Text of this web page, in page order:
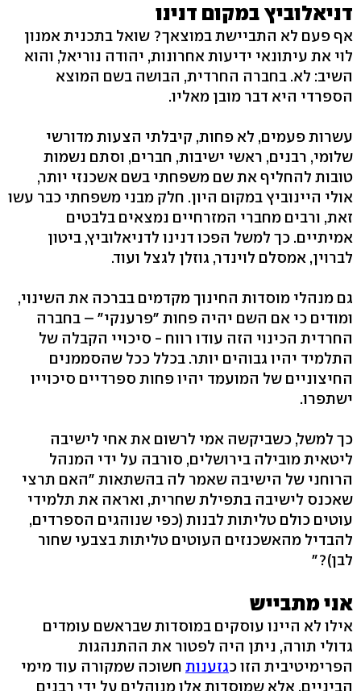
דניאלוביץ במקום דנינו
אף פעם לא התביישת במוצאך? שואל בתכנית אמנון
לוי את עיתונאי ידיעות אחרונות, יהודה נוריאל, והוא
השיב: לא. בחברה החרדית, הבושה בשם המוצא
הספרדי היא דבר מובן מאליו.
עשרות פעמים, לא פחות, קיבלתי הצעות מדורשי
שלומי, רבנים, ראשי ישיבות, חברים, וסתם נשמות
טובות להחליף את שם משפחתי בשם אשכנזי יותר,
אולי היינוביץ במקום היון. חלק מבני משפחתי כבר עשו
זאת, ורבים מחברי המזרחיים נמצאים בלבטים
אמיתיים. כך למשל הפכו דנינו לדניאלוביץ, ביטון
לברוין, אמסלם לוינדר, גוזלן לגצל ועוד.
גם מנהלי מוסדות החינוך מקדמים בברכה את השינוי,
ומודים כי אם השם יהיה פחות "פרענקי" – בחברה
החרדית הכינוי הזה עודו רווח - סיכויי הקבלה של
התלמיד יהיו גבוהים יותר. בכלל ככל שהסממנים
החיצוניים של המועמד יהיו פחות ספרדיים סיכוייו
ישתפרו.
כך למשל, כשביקשה אמי לרשום את אחי לישיבה
ליטאית מובילה בירושלים, סורבה על ידי המנהל
הרוחני של הישיבה שאמר לה בהשתאות "האם תרצי
שאכנס לישיבה בתפילת שחרית, ואראה את תלמידי
עוטים כולם טליתות לבנות (כפי שנוהגים הספרדים,
להבדיל מהאשכנזים העוטים טליתות בצבעי שחור
לבן)?"
אני מתבייש
אילו לא היינו עוסקים במוסדות שבראשם עומדים
גדולי תורה, ניתן היה לפטור את ההתנהגות
הפרימיטיבית הזו כגזענות חשוכה שמקורה עוד מימי
הביניים. אלא שמוסדות אלו מנוהלים על ידי רבנים